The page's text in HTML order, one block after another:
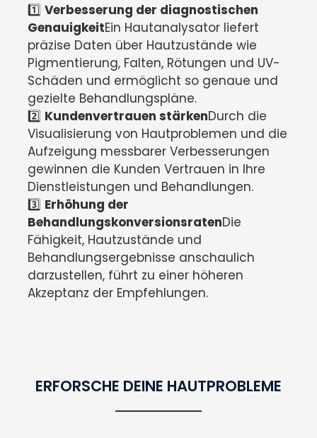
1️⃣Verbesserung der diagnostischen
GenauigkeitEin Hautanalysator liefert
präzise Daten über Hautzustände wie
Pigmentierung, Falten, Rötungen und UV-
Schäden und ermöglicht so genaue und
gezielte Behandlungspläne.
2️⃣ Kundenvertrauen stärkenDurch die
Visualisierung von Hautproblemen und die
Aufzeigung messbarer Verbesserungen
gewinnen die Kunden Vertrauen in Ihre
Dienstleistungen und Behandlungen.
3️⃣ Erhöhung der
BehandlungskonversionsratenDie
Fähigkeit, Hautzustände und
Behandlungsergebnisse anschaulich
darzustellen, führt zu einer höheren
Akzeptanz der Empfehlungen.
ERFORSCHE DEINE HAUTPROBLEME